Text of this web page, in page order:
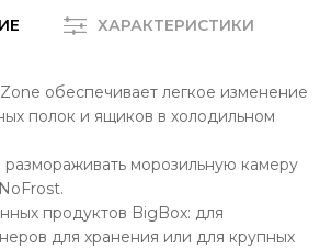
ХАРАКТЕРИСТИКИ
обеспечивает легкое изменение
полок и ящиков в холодильном
морозильную камеру
продуктов BigBox: для
для хранения или для крупных